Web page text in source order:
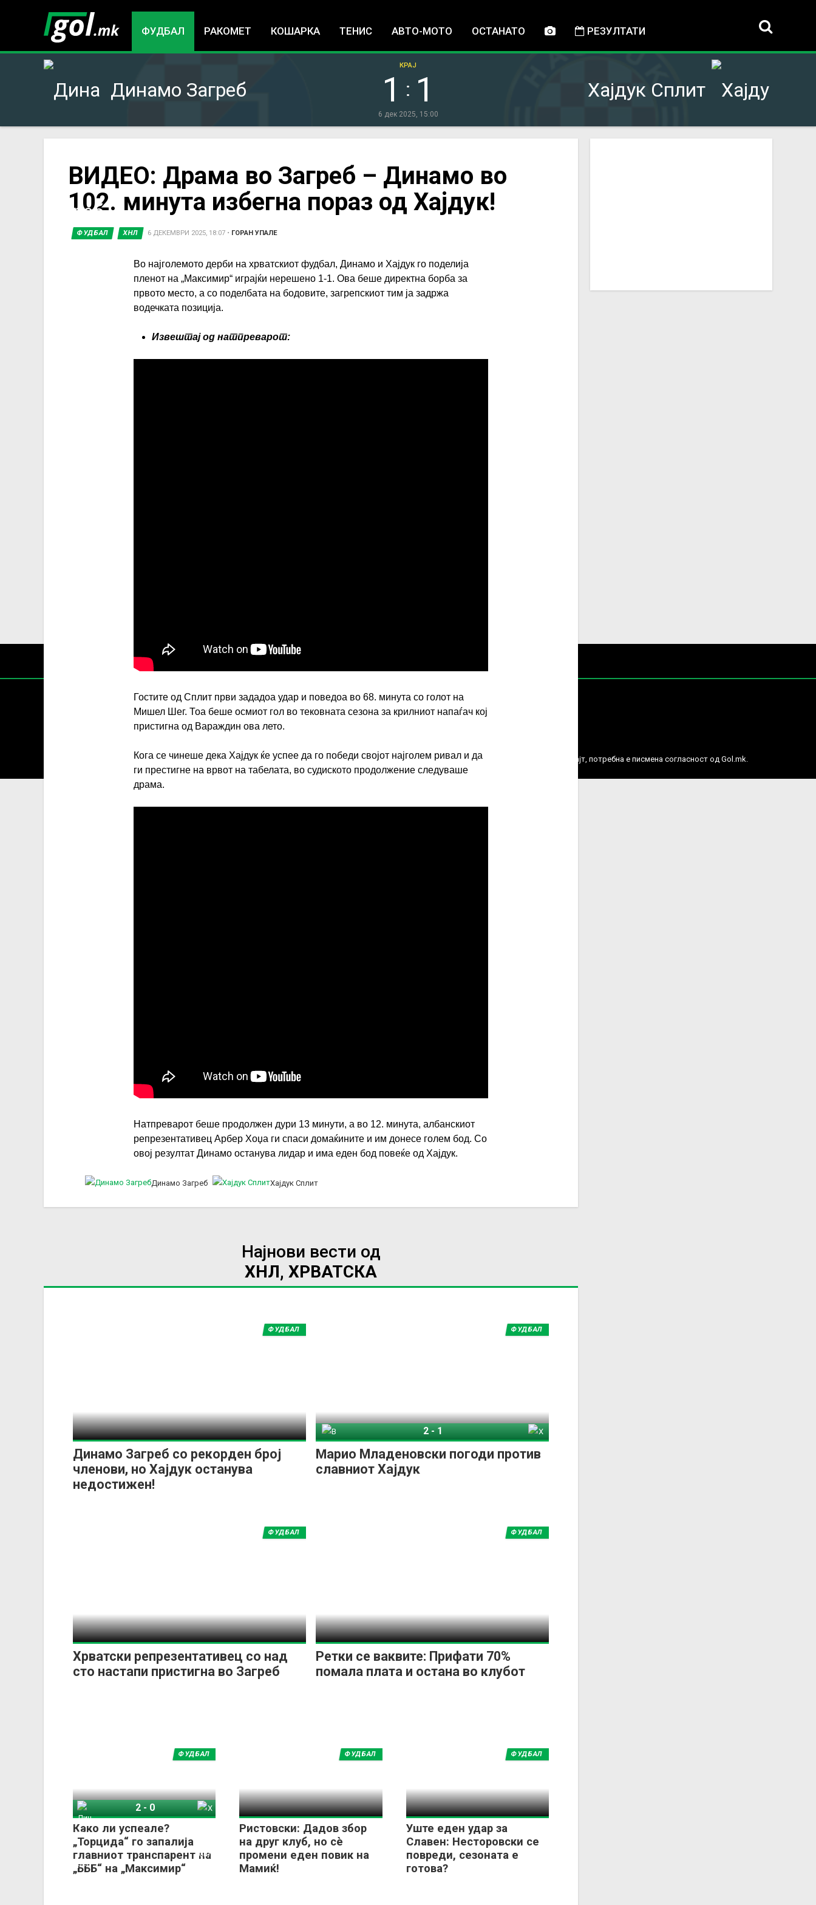
ФУДБАЛ РАКОМЕТ КОШАРКА ТЕНИС АВТО-МОТО ОСТАНАТО РЕЗУЛТАТИ
Динамо Загреб Хајдук Сплит
1 : 1
КРАЈ
6 дек 2025, 15:00
here
ВИДЕО: Драма во Загреб – Динамо во
102. минута избегна пораз од Хајдук!
ФУДБАЛ ХНЛ 6 ДЕКЕМВРИ 2025, 18:07 • ГОРАН УПАЛЕ
Во најголемото дерби на хрватскиот фудбал, Динамо и Хајдук го поделија
пленот на „Максимир“ играјќи нерешено 1-1. Ова беше директна борба за
првото место, а со поделбата на бодовите, загрепскиот тим ја задржа
водечката позиција.
Извештај од натпреварот:
Гостите од Сплит први зададоа удар и поведоа во 68. минута со голот на
Мишел Шег. Тоа беше осмиот гол во тековната сезона за крилниот напаѓач кој
пристигна од Вараждин ова лето.
Кога се чинеше дека Хајдук ќе успее да го победи својот најголем ривал и да
ги престигне на врвот на табелата, во судиското продолжение следуваше
драма.
Натпреварот беше продолжен дури 13 минути, а во 12. минута, албанскиот
репрезентативец Арбер Хоџа ги спаси домаќините и им донесе голем бод. Со
овој резултат Динамо останува лидар и има еден бод повеќе од Хајдук.
Динамо Загреб Хајдук Сплит
Најнови вести од
ХНЛ, ХРВАТСКА
Динамо Загреб со рекорден број
членови, но Хајдук останува
недостижен!
ФУДБАЛ
Марио Младеновски погоди против
славниот Хајдук
ФУДБАЛ
2-1
Хрватски репрезентативец со над
сто настапи пристигна во Загреб
ФУДБАЛ
Ретки се ваквите: Прифати 70%
помала плата и остана во клубот
ФУДБАЛ
Како ли успеале?
„Торцида“ го запалија
главниот транспарент на
„БББ“ на „Максимир“
ФУДБАЛ
2-0
Ристовски: Дадов збор
на друг клуб, но сѐ
промени еден повик на
Мамиќ!
ФУДБАЛ
Уште еден удар за
Славен: Несторовски се
повреди, сезоната е
готова?
ФУДБАЛ
© 2016-2026 Gol.mk
Сите права задржани
За секоја форма на распространување, репродукција или комерцијална употреба на текстови, фотографии или податоци од овој веб сајт, потребна е писмена согласност од Gol.mk.